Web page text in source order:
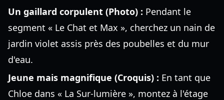
Un gaillard corpulent (Photo) : Pendant le
segment « Le Chat et Max », cherchez un nain de
jardin violet assis près des poubelles et du mur
d'eau.
Jeune mais magnifique (Croquis) : En tant que
Chloe dans « La Sur-lumière », montez à l'étage